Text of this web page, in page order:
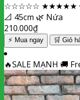
☆☆☆☆☆ ★★★★★ ·
📐 45cm 🌿 Nứa
210.000₫
⚡ Mua ngay 🛒 Giỏ
🔥SALE MẠNH 🚚